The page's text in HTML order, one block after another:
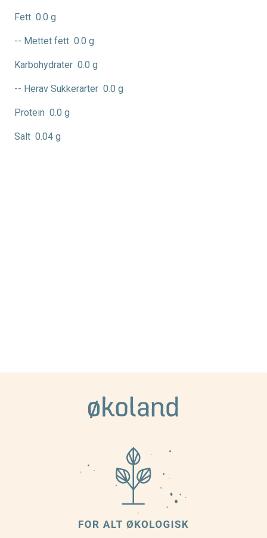
Fett 0.0 g
-- Mettet fett 0.0 g
Karbohydrater 0.0 g
-- Herav Sukkerarter 0.0 g
Protein 0.0 g
Salt 0.04 g